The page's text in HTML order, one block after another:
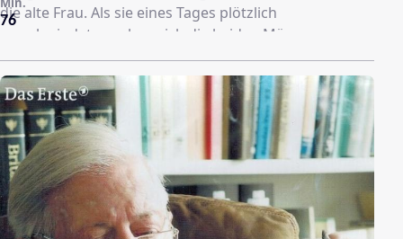
die alte Frau. Als sie eines Tages plötzlich
verschwindet, machen sich die beiden Männer
zusammen auf die Suche nach ihr. Sie finden jedoch
nicht nur Svens Mutter Edeltraut, sondern entdecken
auch Gefühle füreinander. Als sie immer mehr Zeit
miteinander verbringen, schöpft nicht nur Daniels
Frau Verdacht, sondern auch Edeltraut. Während sich
Sven seiner Zuneigung bewusst ist, reagiert Daniel
noch zaghaft, doch die gemeinsamen Erfahrungen
stellen das Leben der beiden Männer gehörig auf den
Kopf.
76